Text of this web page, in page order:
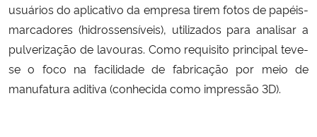
Ministério do Desenvolvimento Regional
Controladoria-Geral da União
Ministério da Mulher, da Família e dos Direitos Humanos
usuários do aplicativo da empresa tirem fotos de papéis-
marcadores (hidrossensíveis), utilizados para analisar a
pulverização de lavouras. Como requisito principal teve-
se o foco na facilidade de fabricação por meio de
manufatura aditiva (conhecida como impressão 3D).